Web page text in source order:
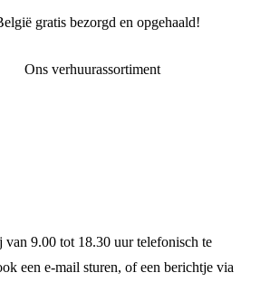
gratis bezorgd en opgehaald!
Ons verhuurassortiment
9.00 tot 18.30 uur telefonisch te
een e-mail sturen, of een berichtje via